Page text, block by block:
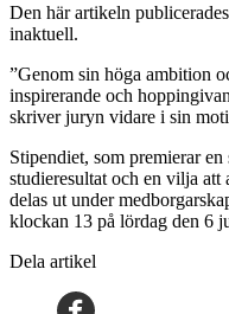
Den här artikeln publicerades
inaktuell.
”Genom sin höga ambition
inspirerande och
skriver juryn vidare i sin
Stipendiet, som premierar
studieresultat och en vilja att
delas ut under
klockan 13 på lördag den 6
Dela artikel